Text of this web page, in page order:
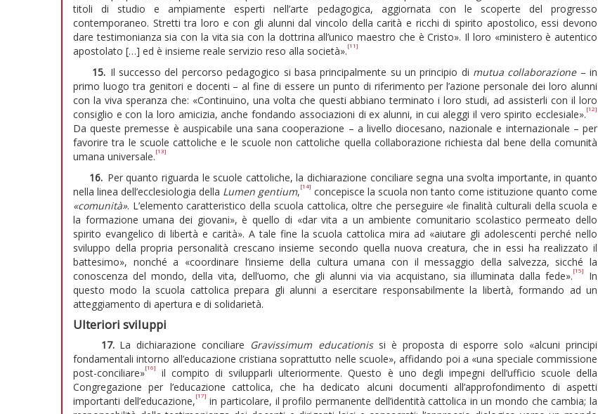
titoli di studio e ampiamente esperti nell’arte pedagogica, aggiornata con le scoperte del progresso
contemporaneo. Stretti tra loro e con gli alunni dal vincolo della carità e ricchi di spirito apostolico, essi devono
dare testimonianza sia con la vita sia con la dottrina all’unico maestro che è Cristo». Il loro «ministero è autentico
apostolato […] ed è insieme reale servizio reso alla società». [11]
15. Il successo del percorso pedagogico si basa principalmente su un principio di mutua collaborazione– in
primo luogo tra genitori e docenti – al fine di essere un punto di riferimento per l’azione personale dei loro alunni
con la viva speranza che: «Continuino, una volta che questi abbiano terminato i loro studi, ad assisterli con il loro
consiglio e con la loro amicizia, anche fondando associazioni di ex alunni, in cui aleggi il vero spirito ecclesiale». [12]
Da queste premesse è auspicabile una sana cooperazione – a livello diocesano, nazionale e internazionale – per
favorire tra le scuole cattoliche e le scuole non cattoliche quella collaborazione richiesta dal bene della comunità
umana universale. [13]
16. Per quanto riguarda le scuole cattoliche, la dichiarazione conciliare segna una svolta importante, in quanto
nella linea dell’ecclesiologia della Lumen gentium, [14] concepisce la scuola non tanto come istituzione quanto come
«comunità». L’elemento caratteristico della scuola cattolica, oltre che perseguire «le finalità culturali della scuola e
la formazione umana dei giovani», è quello di «dar vita a un ambiente comunitario scolastico permeato dello
spirito evangelico di libertà e carità». A tale fine la scuola cattolica mira ad «aiutare gli adolescenti perché nello
sviluppo della propria personalità crescano insieme secondo quella nuova creatura, che in essi ha realizzato il
battesimo», nonché a «coordinare l’insieme della cultura umana con il messaggio della salvezza, sicché la
conoscenza del mondo, della vita, dell’uomo, che gli alunni via via acquistano, sia illuminata dalla fede». [15]
In
questo modo la scuola cattolica prepara gli alunni a esercitare responsabilmente la libertà, formando ad un
atteggiamento di apertura e di solidarietà.
Ulteriori sviluppi
17. La dichiarazione conciliare Gravissimum educationissi è proposta di esporre solo «alcuni principi
fondamentali intorno all’educazione cristiana soprattutto nelle scuole», affidando poi a «una speciale commissione
post-conciliare»[16]
il compito di svilupparli ulteriormente. Questo è uno degli impegni dell’ufficio scuole della
Congregazione per l’educazione cattolica, che ha dedicato alcuni documenti all’approfondimento di aspetti
importanti dell’educazione, [17] in particolare, il profilo permanente dell’identità cattolica in un mondo che cambia; la